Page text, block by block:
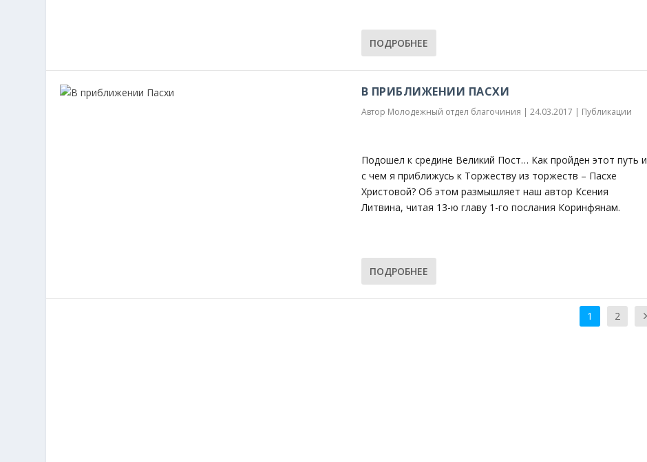
ПОДРОБНЕЕ
В ПРИБЛИЖЕНИИ ПАСХИ
Автор Молодежный отдел благочиния | 24.03.2017 | Публикации
Подошел к средине Великий Пост… Как пройден этот путь и
с чем я приближусь к Торжеству из торжеств – Пасхе
Христовой? Об этом размышляет наш автор Ксения
Литвина, читая 13-ю главу 1-го послания Коринфянам.
ПОДРОБНЕЕ
1 2